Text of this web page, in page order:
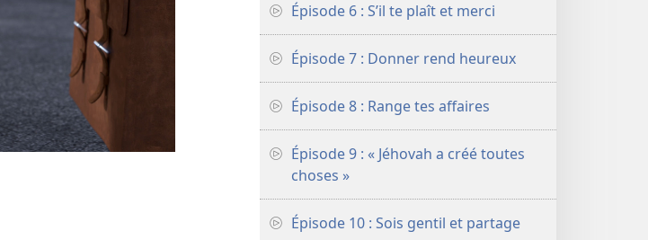
Épisode 6 : S’il te plaît et merci
Épisode 7 : Donner rend heureux
Épisode 8 : Range tes affaires
Épisode 9 : « Jéhovah a créé toutes
choses »
Épisode 10 : Sois gentil et partage